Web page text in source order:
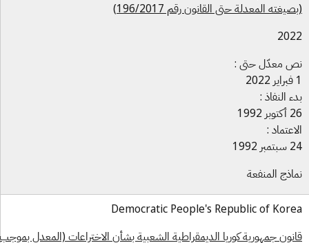
المعدلة حتى القانون رقم 196/2017)
معدّل حتى :
النفاذ :
:
المنفعة
Democratic People's Republic of
جمهورية كوريا الديمقراطية الشعبية بشأن الاختراعات (المعدل بموجب